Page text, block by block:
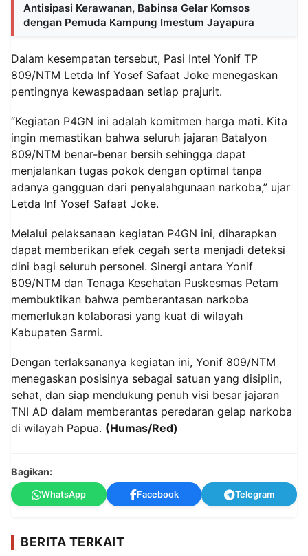
Antisipasi Kerawanan, Babinsa Gelar Komsos
dengan Pemuda Kampung Imestum Jayapura
Dalam kesempatan tersebut, Pasi Intel Yonif TP
809/NTM Letda Inf Yosef Safaat Joke menegaskan
pentingnya kewaspadaan setiap prajurit.
“Kegiatan P4GN ini adalah komitmen harga mati. Kita
ingin memastikan bahwa seluruh jajaran Batalyon
809/NTM benar-benar bersih sehingga dapat
menjalankan tugas pokok dengan optimal tanpa
adanya gangguan dari penyalahgunaan narkoba,” ujar
Letda Inf Yosef Safaat Joke.
Melalui pelaksanaan kegiatan P4GN ini, diharapkan
dapat memberikan efek cegah serta menjadi deteksi
dini bagi seluruh personel. Sinergi antara Yonif
809/NTM dan Tenaga Kesehatan Puskesmas Petam
membuktikan bahwa pemberantasan narkoba
memerlukan kolaborasi yang kuat di wilayah
Kabupaten Sarmi.
Dengan terlaksananya kegiatan ini, Yonif 809/NTM
menegaskan posisinya sebagai satuan yang disiplin,
sehat, dan siap mendukung penuh visi besar jajaran
TNI AD dalam memberantas peredaran gelap narkoba
di wilayah Papua. (Humas/Red)
Bagikan:
WhatsApp Facebook Telegram
BERITA TERKAIT